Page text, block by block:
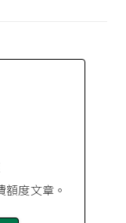
度文章。